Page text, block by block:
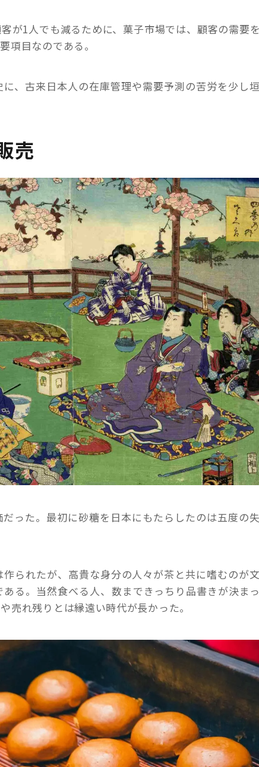
が1人でも減るために、菓子市場では、顧客の需要
項目なのである。
、古来日本人の在庫管理や需要予測の苦労を少し
売
った。最初に砂糖を日本にもたらしたのは五度の
られたが、高貴な身分の人々が茶と共に嗜むのが
る。当然食べる人、数まできっちり品書きが決ま
売れ残りとは縁遠い時代が長かった。